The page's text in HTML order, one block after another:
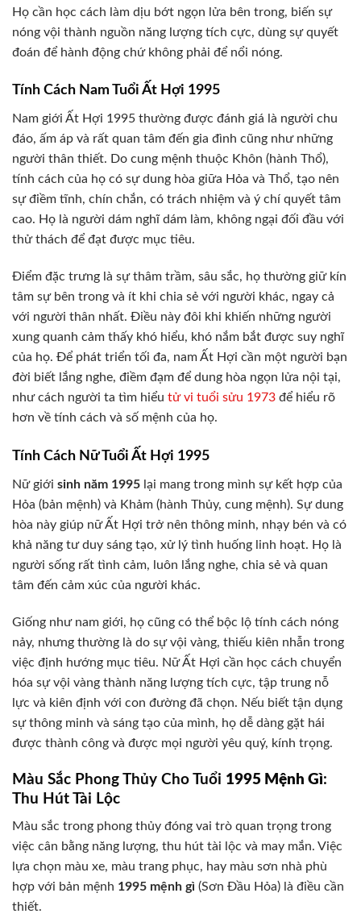
Họ cần học cách làm dịu bớt ngọn lửa bên trong, biến sự
nóng vội thành nguồn năng lượng tích cực, dùng sự quyết
đoán để hành động chứ không phải để nổi nóng.
Tính Cách Nam Tuổi Ất Hợi 1995
Nam giới Ất Hợi 1995 thường được đánh giá là người chu
đáo, ấm áp và rất quan tâm đến gia đình cũng như những
người thân thiết. Do cung mệnh thuộc Khôn (hành Thổ),
tính cách của họ có sự dung hòa giữa Hỏa và Thổ, tạo nên
sự điềm tĩnh, chín chắn, có trách nhiệm và ý chí quyết tâm
cao. Họ là người dám nghĩ dám làm, không ngại đối đầu với
thử thách để đạt được mục tiêu.
Điểm đặc trưng là sự thâm trầm, sâu sắc, họ thường giữ kín
tâm sự bên trong và ít khi chia sẻ với người khác, ngay cả
với người thân nhất. Điều này đôi khi khiến những người
xung quanh cảm thấy khó hiểu, khó nắm bắt được suy nghĩ
của họ. Để phát triển tối đa, nam Ất Hợi cần một người bạn
đời biết lắng nghe, điềm đạm để dung hòa ngọn lửa nội tại,
như cách người ta tìm hiểu tử vi tuổi sửu 1973 để hiểu rõ
hơn về tính cách và số mệnh của họ.
Tính Cách Nữ Tuổi Ất Hợi 1995
Nữ giới sinh năm 1995 lại mang trong mình sự kết hợp của
Hỏa (bản mệnh) và Khảm (hành Thủy, cung mệnh). Sự dung
hòa này giúp nữ Ất Hợi trở nên thông minh, nhạy bén và có
khả năng tư duy sáng tạo, xử lý tình huống linh hoạt. Họ là
người sống rất tình cảm, luôn lắng nghe, chia sẻ và quan
tâm đến cảm xúc của người khác.
Giống như nam giới, họ cũng có thể bộc lộ tính cách nóng
nảy, nhưng thường là do sự vội vàng, thiếu kiên nhẫn trong
việc định hướng mục tiêu. Nữ Ất Hợi cần học cách chuyển
hóa sự vội vàng thành năng lượng tích cực, tập trung nỗ
lực và kiên định với con đường đã chọn. Nếu biết tận dụng
sự thông minh và sáng tạo của mình, họ dễ dàng gặt hái
được thành công và được mọi người yêu quý, kính trọng.
Màu Sắc Phong Thủy Cho Tuổi 1995 Mệnh Gì:
Thu Hút Tài Lộc
Màu sắc trong phong thủy đóng vai trò quan trọng trong
việc cân bằng năng lượng, thu hút tài lộc và may mắn. Việc
lựa chọn màu xe, màu trang phục, hay màu sơn nhà phù
hợp với bản mệnh 1995 mệnh gì (Sơn Đầu Hỏa) là điều cần
thiết.